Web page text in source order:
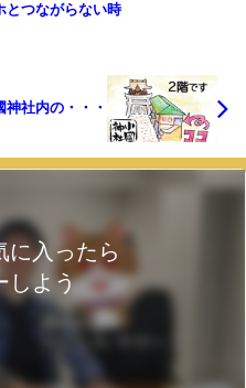
とつながらない時
神社内の・・・
に入ったら
しよう